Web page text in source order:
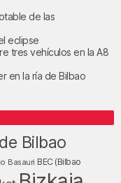
de las
eclipse
tres vehículos en la A8
en la ría de Bilbao
Bilbao
Basauri BEC (Bilbao